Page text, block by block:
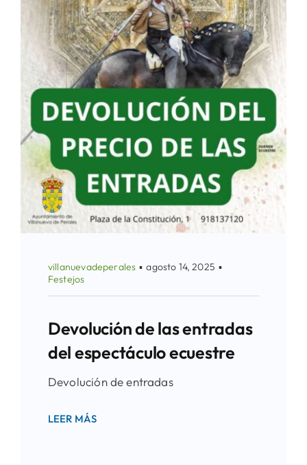
villanuevadeperales ▪ agosto 14, 2025 ▪
Festejos
Devolución de las entradas
del espectáculo ecuestre
Devolución de entradas
LEER MÁS